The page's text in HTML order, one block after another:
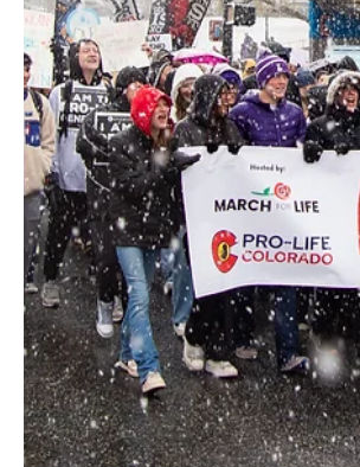
Equipo de El Pueblo Católico
14 may
1 min de lectura
INVITACIÓN: Histórica Procesión
Denver con el arzobispo James Golka
Durante el fin de semana de la Solemnidad
fieles de toda la Arquidiócesis de Denver
testimonio público de la Presencia Real de
lo largo de su ministerio en la tierra, Jesús
“recorriendo todos los pueblos y aldeas,
sinagogas, proclamando la Buena Nueva
enfermedad y dolencia” (Mateo 9, 35). Lo
2,000 años lo es aún más hoy, esp